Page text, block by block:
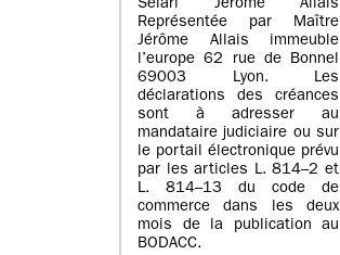
Selarl Jerome Allais
Représentée par Maître
Jérôme Allais immeuble
l’europe 62 rue de Bonnel
69003 Lyon. Les
déclarations des créances
sont à adresser au
mandataire judiciaire ou sur
le portail électronique prévu
par les articles L. 814–2 et
L. 814–13 du code de
commerce dans les deux
mois de la publication au
BODACC.